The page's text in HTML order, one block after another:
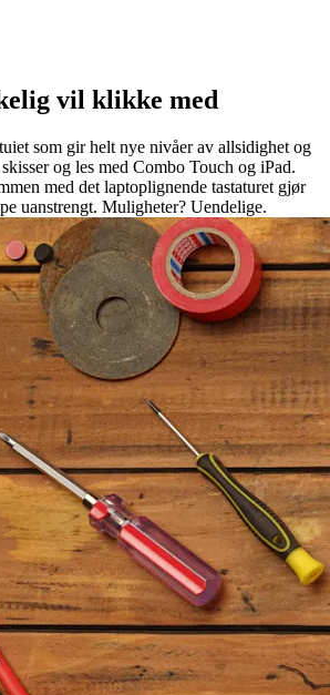
vil klikke med
som gir helt nye nivåer av allsidighet og
og les med Combo Touch og iPad.
med det laptoplignende tastaturet gjør
uanstrengt. Muligheter? Uendelige.